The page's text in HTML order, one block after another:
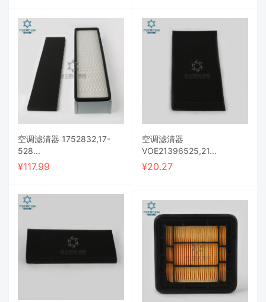
空调滤清器 1752832,17-
528...
¥117.99
空调滤清器
VOE21396525,21...
¥20.27